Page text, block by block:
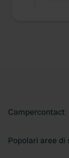
Campercontact
Popolari aree di